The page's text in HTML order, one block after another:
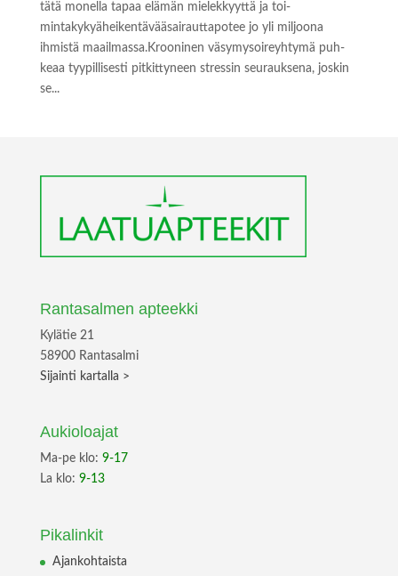
tätä monella tapaa elämän mielekkyyttä ja toi­
mintakykyäheikentävääsairauttapotee jo yli miljoona
ihmistä maailmassa.Krooninen väsymysoireyhtymä puh­
keaa tyypillisesti pitkittyneen stressin seurauksena, joskin
se...
Rantasalmen apteekki
Kylätie 21
58900 Rantasalmi
Sijainti kartalla >
Aukioloajat
Ma-pe klo: 9-17
La klo: 9-13
Pikalinkit
Ajankohtaista